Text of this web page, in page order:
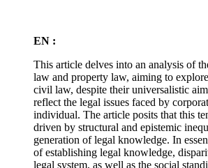
EN :
This article delves into an analysis of
law and property law, aiming to
civil law, despite their universalistic
reflect the legal issues faced by
individual. The article posits that this
driven by structural and epistemic
generation of legal knowledge. In
of establishing legal knowledge,
legal system, as well as the social